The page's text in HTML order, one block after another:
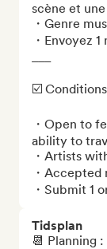
scène et
・Genre
・Envoyez
☑️
・Open to
ability to
・Artists
・Accepted
・Submit 1
Tidsplan
📆 Planning :